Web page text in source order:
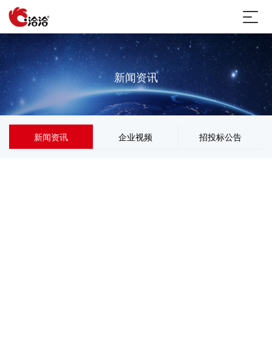
新闻资讯
新闻资讯 企业视频 招投标公告